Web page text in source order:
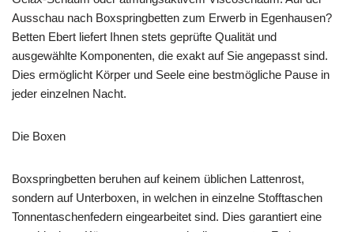
Ausschau nach Boxspringbetten zum Erwerb in Egenhausen?
Betten Ebert liefert Ihnen stets geprüfte Qualität und
ausgewählte Komponenten, die exakt auf Sie angepasst sind.
Dies ermöglicht Körper und Seele eine bestmögliche Pause in
jeder einzelnen Nacht.
Die Boxen
Boxspringbetten beruhen auf keinem üblichen Lattenrost,
sondern auf Unterboxen, in welchen in einzelne Stofftaschen
Tonnentaschenfedern eingearbeitet sind. Dies garantiert eine